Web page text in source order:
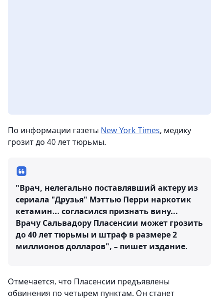
По информации газеты New York Times, медику
грозит до 40 лет тюрьмы.
"Врач, нелегально поставлявший актеру из
сериала "Друзья" Мэттью Перри наркотик
кетамин... согласился признать вину...
Врачу Сальвадору Пласенсии может грозить
до 40 лет тюрьмы и штраф в размере 2
миллионов долларов", – пишет издание.
Отмечается, что Пласенсии предъявлены
обвинения по четырем пунктам. Он станет